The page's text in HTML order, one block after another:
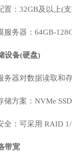
置：32GB及以上(
服务器：64GB-
设备(硬盘)
务器对数据读取和
储方案：NVMe
全：可采用 RAID
带宽